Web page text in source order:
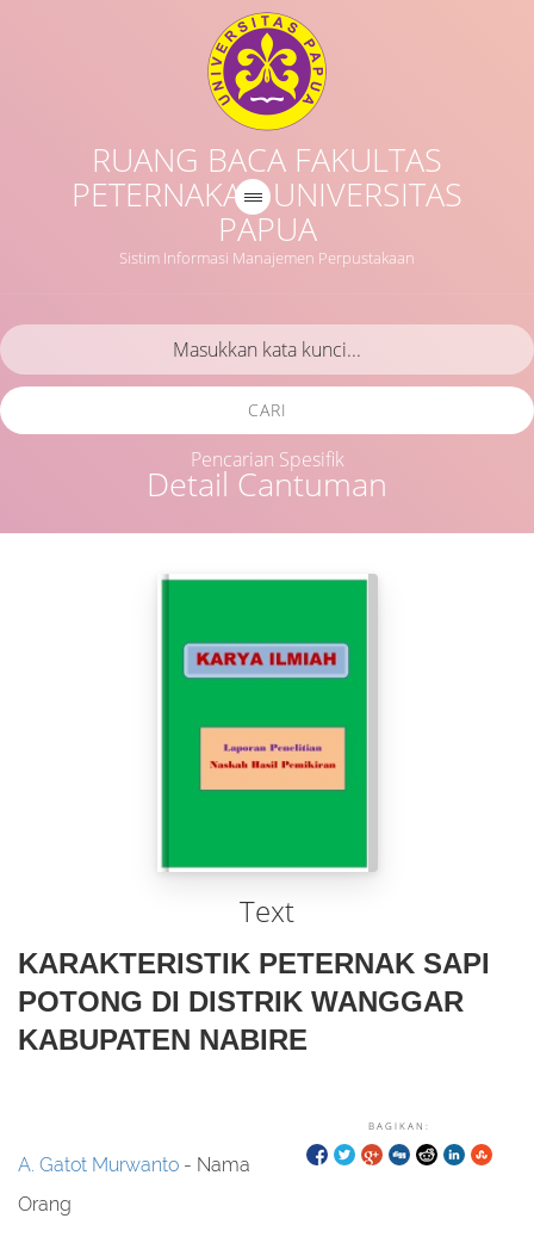
RUANG BACA FAKULTAS
PETERNAKAN UNIVERSITAS
PAPUA
Sistim Informasi Manajemen Perpustakaan
Detail Cantuman
CARI
Pencarian Spesifik
Text
KARAKTERISTIK PETERNAK SAPI
POTONG DI DISTRIK WANGGAR
KABUPATEN NABIRE
BAGIKAN:
A. Gatot Murwanto - Nama
Orang